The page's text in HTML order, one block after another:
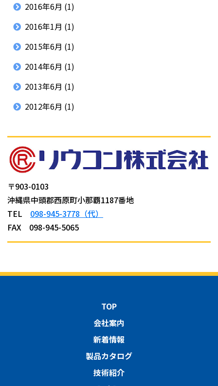
2016年6月 (1)
2016年1月 (1)
2015年6月 (1)
2014年6月 (1)
2013年6月 (1)
2012年6月 (1)
〒903-0103
沖縄県中頭郡西原町小那覇1187番地
TEL 098-945-3778（代）
FAX 098-945-5065
TOP
会社案内
新着情報
製品カタログ
技術紹介